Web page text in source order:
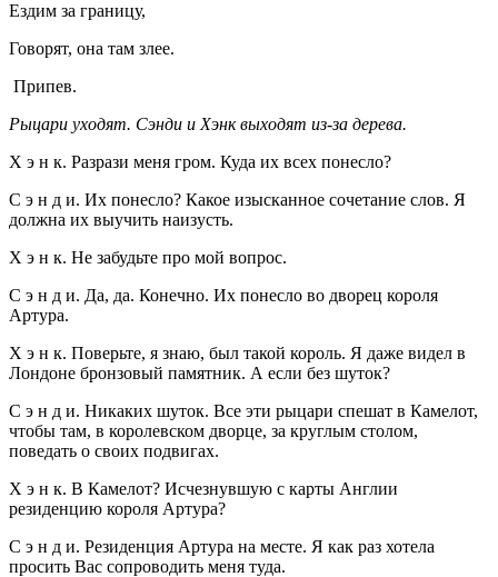
Ездим за границу,
Говорят, она там злее.
Припев.
Рыцари уходят. Сэнди и Хэнк выходят из-за дерева.
Х э н к. Разрази меня гром. Куда их всех понесло?
С э н д и. Их понесло? Какое изысканное сочетание слов. Я
должна их выучить наизусть.
Х э н к. Не забудьте про мой вопрос.
С э н д и. Да, да. Конечно. Их понесло во дворец короля
Артура.
Х э н к. Поверьте, я знаю, был такой король. Я даже видел в
Лондоне бронзовый памятник. А если без шуток?
С э н д и. Никаких шуток. Все эти рыцари спешат в Камелот,
чтобы там, в королевском дворце, за круглым столом,
поведать о своих подвигах.
Х э н к. В Камелот? Исчезнувшую с карты Англии
резиденцию короля Артура?
С э н д и. Резиденция Артура на месте. Я как раз хотела
просить Вас сопроводить меня туда.